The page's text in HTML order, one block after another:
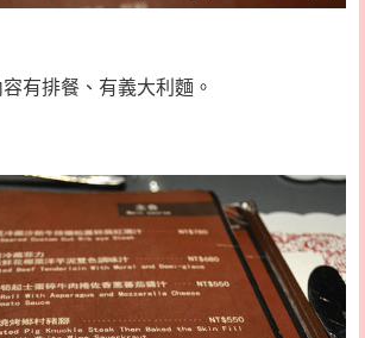
有排餐、有義大利麵。